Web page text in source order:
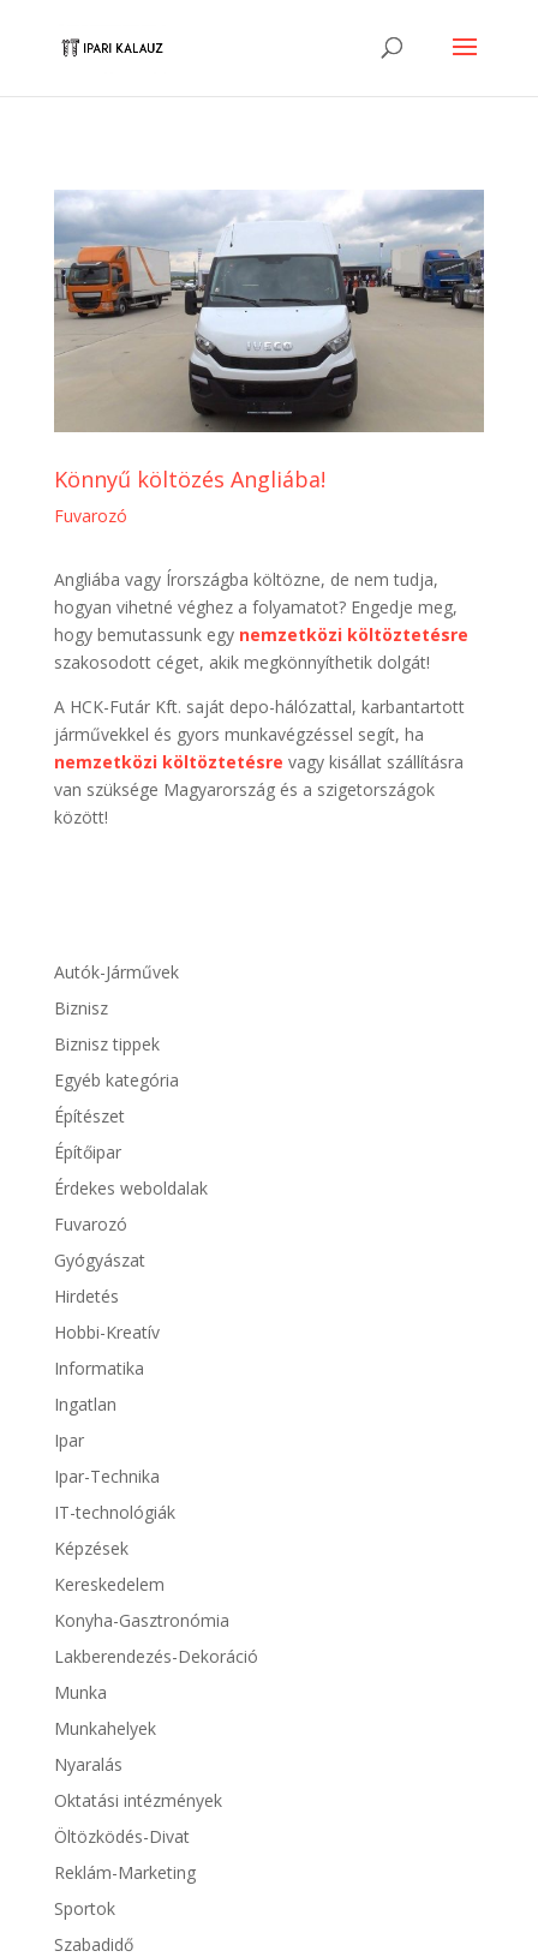
Könnyű költözés Angliába!
Fuvarozó
Angliába vagy Írországba költözne, de nem tudja,
hogyan vihetné véghez a folyamatot? Engedje meg,
hogy bemutassunk egy nemzetközi költöztetésre
szakosodott céget, akik megkönnyíthetik dolgát!
A HCK-Futár Kft. saját depo-hálózattal, karbantartott
járművekkel és gyors munkavégzéssel segít, ha
nemzetközi költöztetésre vagy kisállat szállításra
van szüksége Magyarország és a szigetországok
között!
Autók-Járművek
Biznisz
Biznisz tippek
Egyéb kategória
Építészet
Építőipar
Érdekes weboldalak
Fuvarozó
Gyógyászat
Hirdetés
Hobbi-Kreatív
Informatika
Ingatlan
Ipar
Ipar-Technika
IT-technológiák
Képzések
Kereskedelem
Konyha-Gasztronómia
Lakberendezés-Dekoráció
Munka
Munkahelyek
Nyaralás
Oktatási intézmények
Öltözködés-Divat
Reklám-Marketing
Sportok
Szabadidő